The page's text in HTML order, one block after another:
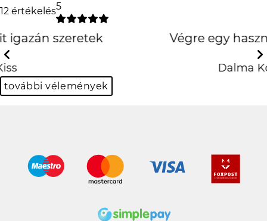
12 értékelés5
Végre egy használható
Previous
további vélemények